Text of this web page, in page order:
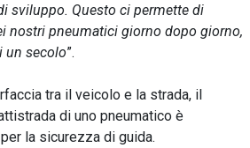
sviluppo. Questo ci permette di
nostri pneumatici giorno dopo giorno,
un secolo”.
tra il veicolo e la strada, il
di uno pneumatico è
la sicurezza di guida.